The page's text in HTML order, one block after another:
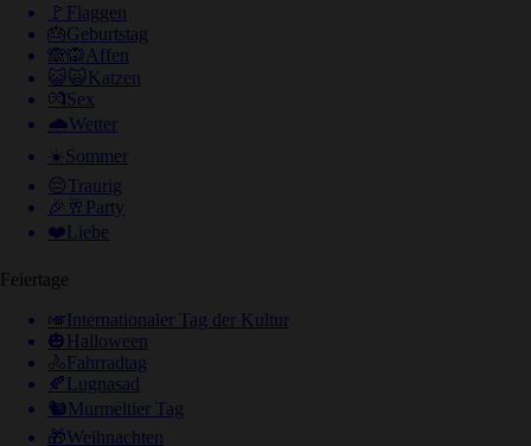
🚩 Flaggen
🎂Geburtstag
🙈🙉 Affen
😺🙀 Katzen
💏Sex
🌧Wetter
☀️ Sommer
😔 Traurig
🎉🥂 Party
❤️Liebe
Feiertage
🎺Internationaler Tag der Kultur
🎃 Halloween
🚴Fahrradtag
🍂 Lugnasad
🐿Murmeltier Tag
🎁Weihnachten